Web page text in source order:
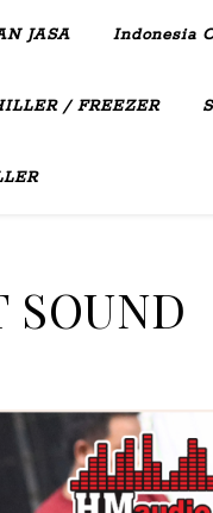
JASA Indonesia
/ FREEZER
SOUND